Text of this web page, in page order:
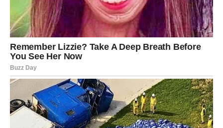
Vi ste znak koji danas dobija dokaz prave ljubavi.
Blizanci
Blizanci su danas veoma emotivni, iako će pokušavati da
sakriju ono što osećaju. Biće vam teško da kontrolišete
misli jer vam se vraća jedna osoba koju nikada niste do
kraja preboleli.